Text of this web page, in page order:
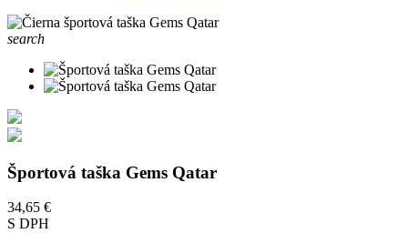
search
Športová taška Gems Qatar
34,65 €
S DPH